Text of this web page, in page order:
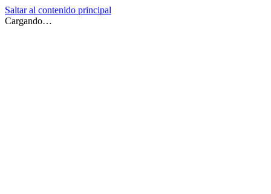
Saltar al contenido principal
Cargando…